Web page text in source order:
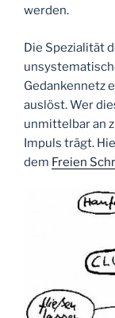
werden.
Die Spezialität
Gedankennetz
auslöst. Wer
unmittelbar an
Impuls trägt.
dem Freien